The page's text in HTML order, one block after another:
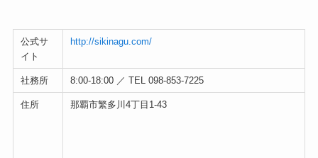
公式サ
イト
http://sikinagu.com/
社務所 8:00-18:00 ／ TEL 098-853-7225
住所 那覇市繁多川4丁目1-43